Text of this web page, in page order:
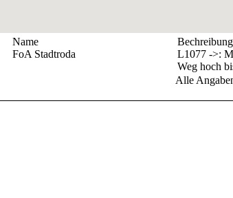
Name Bechreibung
FoA Stadtroda
L1077 ->:
Weg hoch
Alle